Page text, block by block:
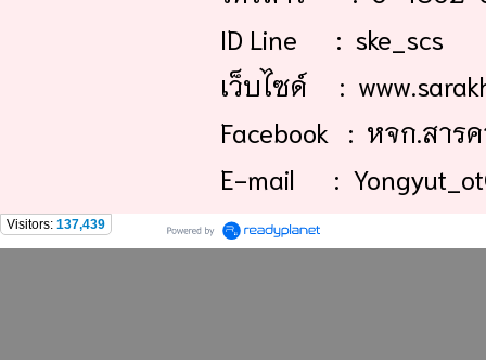
ID Line : ske_scs
เว็บไซด์ :
Facebook : หจก.สาร
E-mail :
Visitors: 137,439